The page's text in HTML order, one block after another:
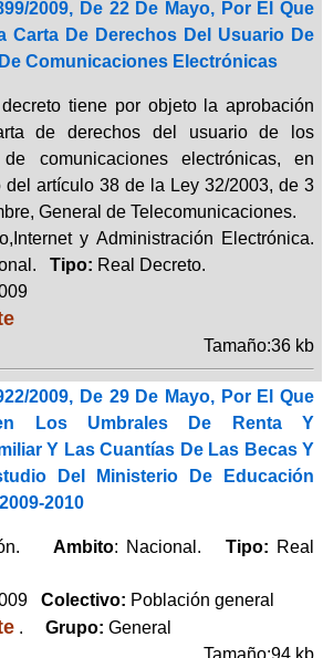
2009, De 22 De Mayo, Por El Que
Carta De Derechos Del Usuario De
Comunicaciones Electrónicas
tiene por objeto la aprobación
de derechos del usuario de los
comunicaciones electrónicas, en
del artículo 38 de la Ley 32/2003, de 3
General de Telecomunicaciones.
y Administración Electrónica.
Tipo: Real Decreto.
Tamaño:36 kb
2009, De 29 De Mayo, Por El Que
Los Umbrales De Renta Y
Y Las Cuantías De Las Becas Y
Del Ministerio De Educación
2010
Ambito: Nacional. Tipo: Real
Colectivo: Población general
. Grupo: General
Tamaño:94 kb